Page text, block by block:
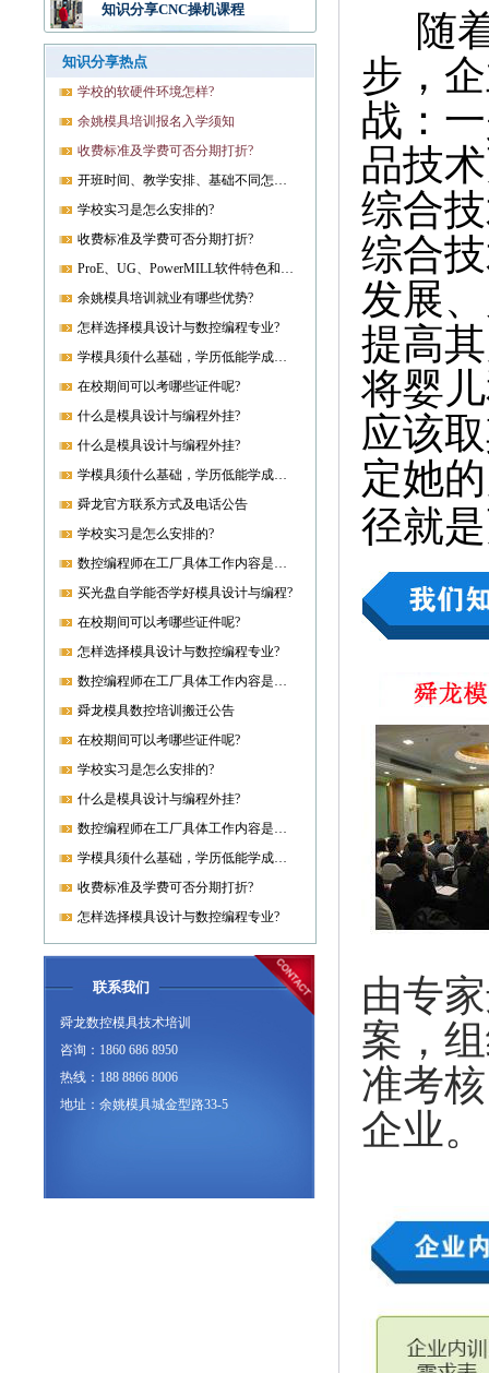
知识分享CNC操机课程
知识分享热点
学校的软硬件环境怎样?
余姚模具培训报名入学须知
收费标准及学费可否分期打折?
开班时间、教学安排、基础不同怎样开课?
学校实习是怎么安排的?
收费标准及学费可否分期打折?
ProE、UG、PowerMILL软件特色和优势?
余姚模具培训就业有哪些优势?
怎样选择模具设计与数控编程专业?
学模具须什么基础，学历低能学成就业吗?
在校期间可以考哪些证件呢?
什么是模具设计与编程外挂?
什么是模具设计与编程外挂?
学模具须什么基础，学历低能学成就业吗?
舜龙官方联系方式及电话公告
学校实习是怎么安排的?
数控编程师在工厂具体工作内容是什么?
买光盘自学能否学好模具设计与编程?
在校期间可以考哪些证件呢?
怎样选择模具设计与数控编程专业?
数控编程师在工厂具体工作内容是什么?
舜龙模具数控培训搬迁公告
在校期间可以考哪些证件呢?
学校实习是怎么安排的?
什么是模具设计与编程外挂?
数控编程师在工厂具体工作内容是什么?
学模具须什么基础，学历低能学成就业吗?
收费标准及学费可否分期打折?
怎样选择模具设计与数控编程专业?
联系我们
舜龙数控模具技术培训
咨询：1860 686 8950
热线：188 8866 8006
地址：余姚模具城金型路33-5
随
步，
战：
品技
综合
综合
发展
提高
将婴
应该
定她
径就
由专
案，
准考
企业。